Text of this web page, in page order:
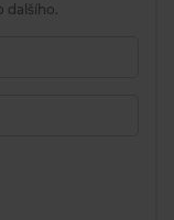
dalšího.